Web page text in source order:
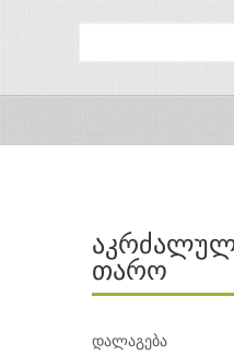
ავტორები
გამომცემლობები
თარო
დალაგება